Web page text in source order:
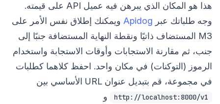
هذا هو المكان الذي يبرهن فيه عميل API على قيمته.
وجه طلباتك عبر Apidog ويمكنك إطلاق نفس الأمر على
M3 المستضاف ذاتيًا ونقطة النهاية المستضافة جنبًا إلى
جنب، ثم مقارنة الاستجابات وأوقات الاستجابة واستخدام
الرموز (التوكنات) في مكان واحد. احفظ كلاهما كطلبات
في مجموعة، قم بتبديل عنوان URL الأساسي بين
http://localhost:8000/v1 و